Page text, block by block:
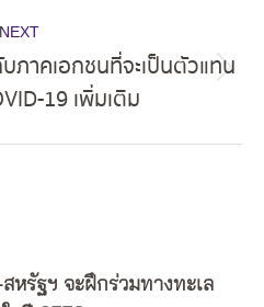
NEXT
post:
ภาคเอกชนที่จะเป็นตัวแทน
19 เพิ่มเติม
หรัฐฯ จะฝึกร่วมทางทะเล